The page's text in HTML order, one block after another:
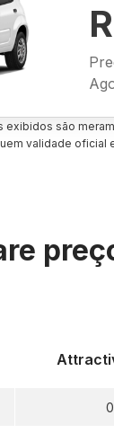
exibidos são
validade oficial